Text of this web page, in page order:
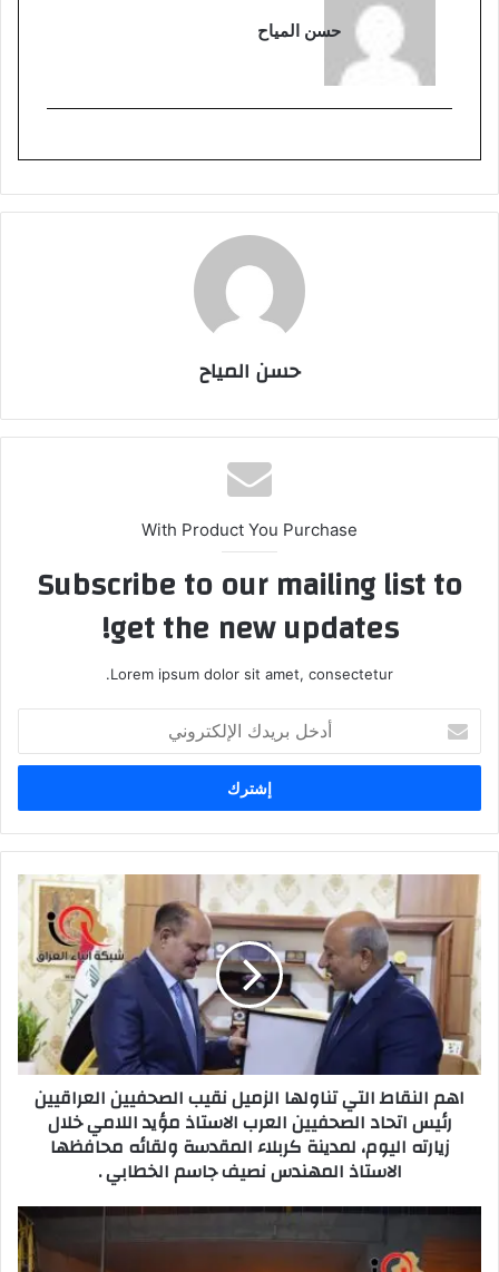
حسن المياح
حسن المياح
With Product You Purchase
Subscribe to our mailing list to
get the new updates!
Lorem ipsum dolor sit amet, consectetur.
بريدك
الإلكتروني
اهم
النقاط
التي
تناولها
الزميل
نقيب
الصحفيين
العراقيين
رئيس
اتحاد
الصحفيين
العرب
اللامي
اهم النقاط التي تناولها الزميل نقيب الصحفيين العراقيين
رئيس اتحاد الصحفيين العرب الاستاذ مؤيد اللامي خلال
زيارته اليوم، لمدينة كربلاء المقدسة ولقائه محافظها
الاستاذ المهندس نصيف جاسم الخطابي .
عمليات